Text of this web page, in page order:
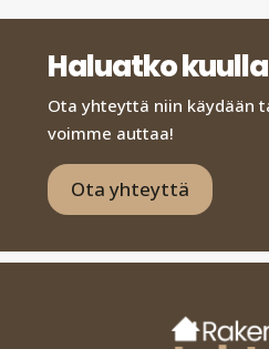
Haluatko
Ota yhteyttä niin käydään
voimme auttaa!
Ota yhteyttä